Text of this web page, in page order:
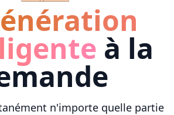
à la
n'importe quelle partie